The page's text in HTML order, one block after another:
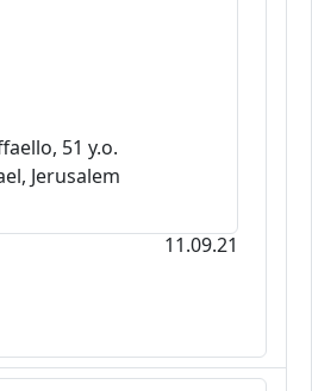
51 y.o.
Jerusalem
11.09.21